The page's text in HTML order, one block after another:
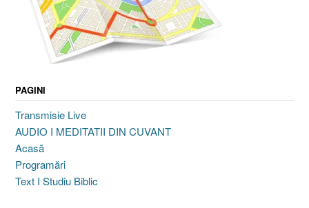
PAGINI
Transmisie Live
AUDIO I MEDITATII DIN CUVANT
Acasă
Programări
Text I Studiu Biblic